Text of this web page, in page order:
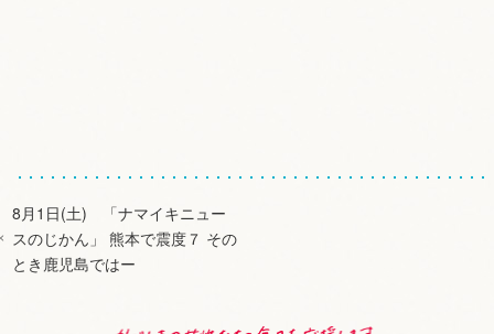
8月1日(土) 「ナマイキニュー
スのじかん」 熊本で震度７ その
とき鹿児島ではー